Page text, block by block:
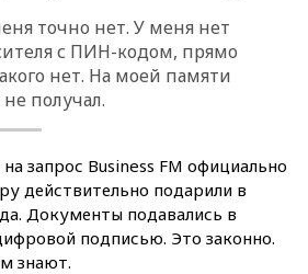
точно нет. У меня нет
с ПИН-кодом, прямо
нет. На моей памяти
не получал.
запрос Business FM официально
действительно подарили в
Документы подавались в
подписью. Это законно.
знают.